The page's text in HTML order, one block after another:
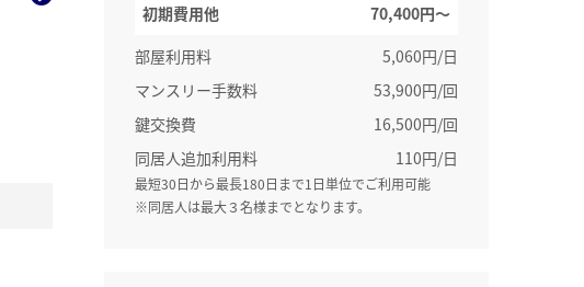
初期費用他
70,400円〜
部屋利用料
5,060円/日
マンスリー手数料
53,900円/回
鍵交換費
16,500円/回
同居人追加利用料
110円/日
最短30日から最長180日まで1日単位でご利用可能
※同居人は最大３名様までとなります。